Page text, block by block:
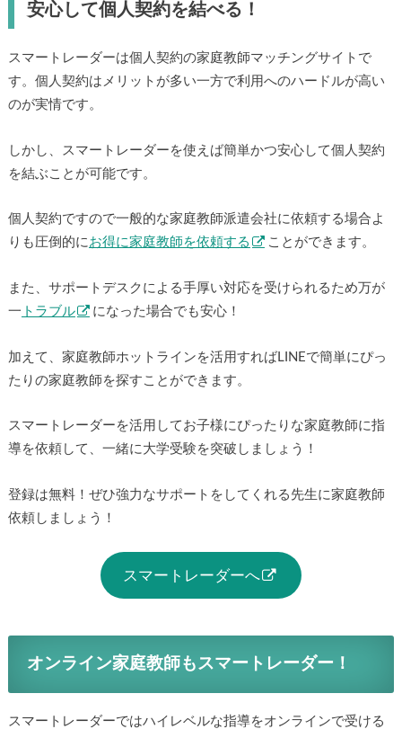
安心して個人契約を結べる！
スマートレーダーは個人契約の家庭教師マッチングサイトで
す。個人契約はメリットが多い一方で利用へのハードルが高い
のが実情です。
しかし、スマートレーダーを使えば簡単かつ安心して個人契約
を結ぶことが可能です。
個人契約ですので一般的な家庭教師派遣会社に依頼する場合よ
りも圧倒的にお得に家庭教師を依頼する ことができます。
また、サポートデスクによる手厚い対応を受けられるため万が
一 トラブル になった場合でも安心！
加えて、家庭教師ホットラインを活用すればLINEで簡単にぴっ
たりの家庭教師を探すことができます。
スマートレーダーを活用してお子様にぴったりな家庭教師に指
導を依頼して、一緒に大学受験を突破しましょう！
登録は無料！ぜひ強力なサポートをしてくれる先生に家庭教師
依頼しましょう！
スマートレーダーへ
オンライン家庭教師もスマートレーダー！
スマートレーダーではハイレベルな指導をオンラインで受ける